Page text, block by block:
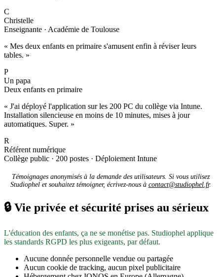
C
Christelle
Enseignante · Académie de Toulouse
« Mes deux enfants en primaire s'amusent enfin à réviser leurs
tables. »
P
Un papa
Deux enfants en primaire
« J'ai déployé l'application sur les 200 PC du collège via Intune.
Installation silencieuse en moins de 10 minutes, mises à jour
automatiques. Super. »
R
Référent numérique
Collège public · 200 postes · Déploiement Intune
Témoignages anonymisés à la demande des utilisateurs. Si vous utilisez
Studiophel et souhaitez témoigner, écrivez-nous à contact@studiophel.fr.
🔒 Vie privée et sécurité prises au sérieux
L'éducation des enfants, ça ne se monétise pas. Studiophel applique
les standards RGPD les plus exigeants, par défaut.
Aucune donnée personnelle vendue ou partagée
Aucun cookie de tracking, aucun pixel publicitaire